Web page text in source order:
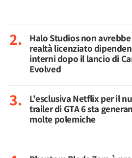
Halo Studios non
realtà licenziato
interni dopo il lancio di
Evolved
L'esclusiva Netflix per il
trailer di GTA 6 sta
molte polemiche